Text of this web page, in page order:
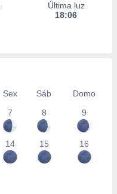
Última luz
18:06
Sex Sáb
Domo
7
8 9
14 15 16